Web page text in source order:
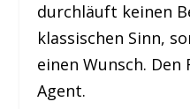
durchläuft keinen
klassischen Sinn,
einen Wunsch.
Agent.